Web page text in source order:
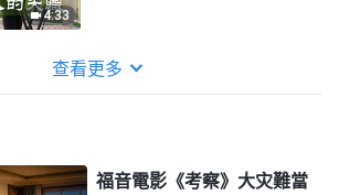
4:33
查看更多
福音電影《考察》大灾難當